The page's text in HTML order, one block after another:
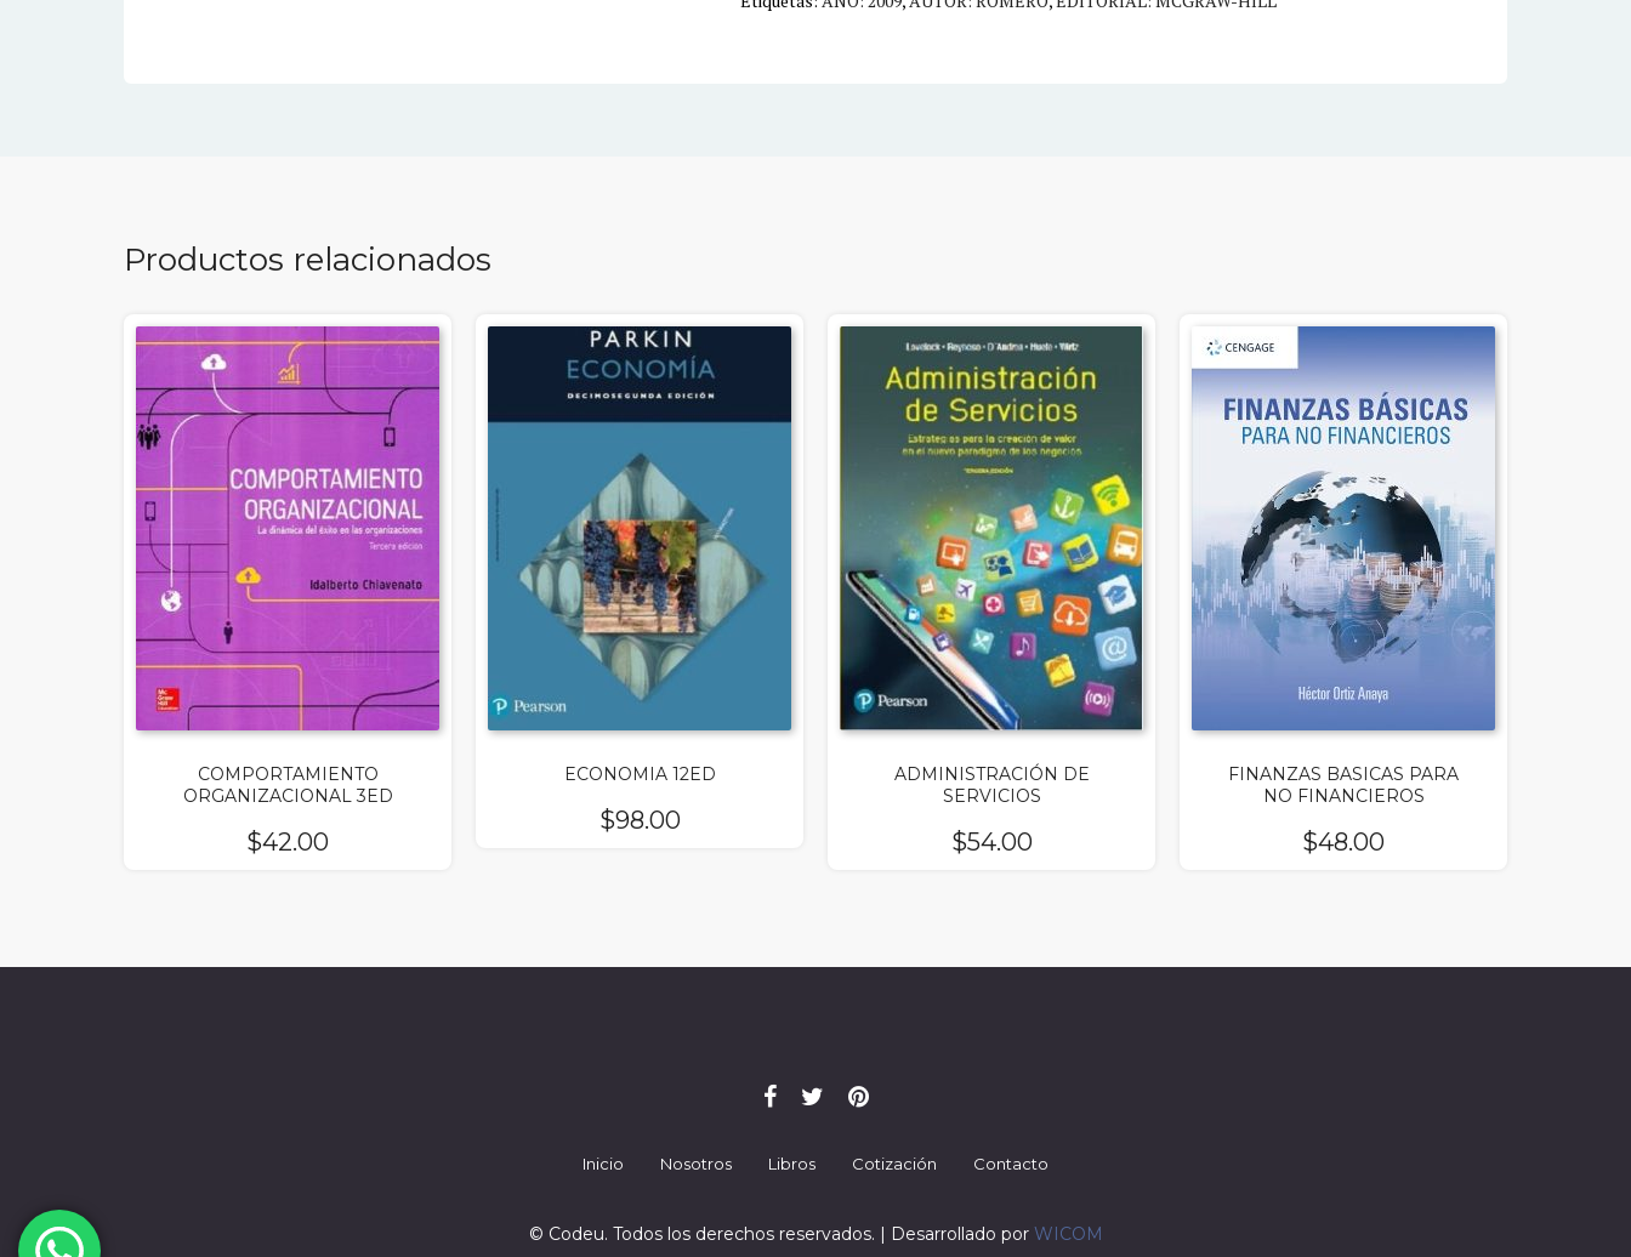
Productos relacionados
COMPORTAMIENTO
ORGANIZACIONAL 3ED
$42.00
ECONOMIA 12ED
$98.00
ADMINISTRACIÓN DE
SERVICIOS
$54.00
FINANZAS BASICAS PARA
NO FINANCIEROS
$48.00
Inicio Nosotros Libros Cotización Contacto
© Codeu. Todos los derechos reservados. | Desarrollado por WICOM